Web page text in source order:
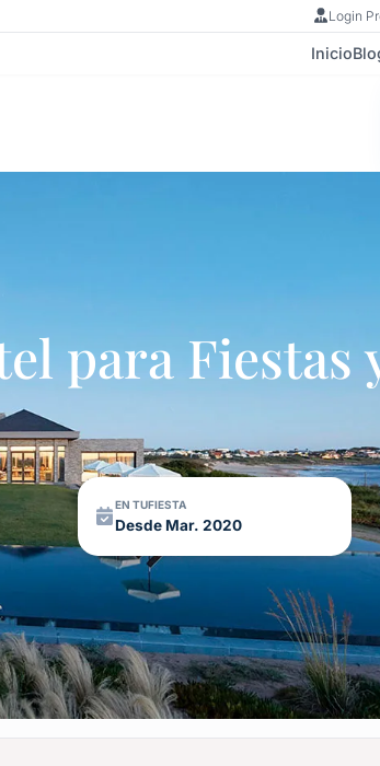
Login
Inicio
para Fiestas
EN TUFIESTA
Desde Mar. 2020